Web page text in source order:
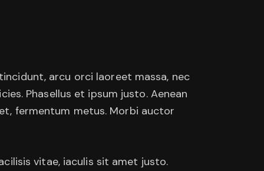
arcu orci laoreet massa, nec
Phasellus et ipsum justo. Aenean
fermentum metus. Morbi auctor
vitae, iaculis sit amet justo.